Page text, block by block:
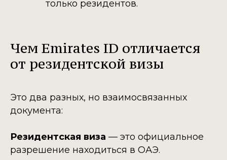
только резидентов.
Чем Emirates ID отличается
от резидентской визы
Это два разных, но взаимосвязанных
документа:
Резидентская виза — это официальное
разрешение находиться в ОАЭ.